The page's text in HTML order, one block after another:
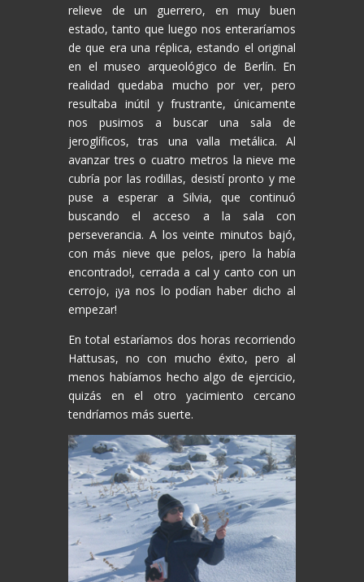
relieve de un guerrero, en muy buen
estado, tanto que luego nos enteraríamos
de que era una réplica, estando el original
en el museo arqueológico de Berlín. En
realidad quedaba mucho por ver, pero
resultaba inútil y frustrante, únicamente
nos pusimos a buscar una sala de
jeroglíficos, tras una valla metálica. Al
avanzar tres o cuatro metros la nieve me
cubría por las rodillas, desistí pronto y me
puse a esperar a Silvia, que continuó
buscando el acceso a la sala con
perseverancia. A los veinte minutos bajó,
con más nieve que pelos, ¡pero la había
encontrado!, cerrada a cal y canto con un
cerrojo, ¡ya nos lo podían haber dicho al
empezar!
En total estaríamos dos horas recorriendo
Hattusas, no con mucho éxito, pero al
menos habíamos hecho algo de ejercicio,
quizás en el otro yacimiento cercano
tendríamos más suerte.